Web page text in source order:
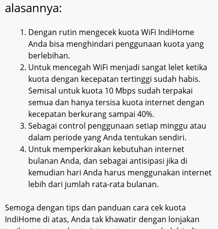
alasannya:
Dengan rutin mengecek kuota WiFi IndiHome
Anda bisa menghindari penggunaan kuota yang
berlebihan.
Untuk mencegah WiFi menjadi sangat lelet ketika
kuota dengan kecepatan tertinggi sudah habis.
Semisal untuk kuota 10 Mbps sudah terpakai
semua dan hanya tersisa kuota internet dengan
kecepatan berkurang sampai 40%.
Sebagai control penggunaan setiap minggu atau
dalam periode yang Anda tentukan sendiri.
Untuk memperkirakan kebutuhan internet
bulanan Anda, dan sebagai antisipasi jika di
kemudian hari Anda harus menggunakan internet
lebih dari jumlah rata-rata bulanan.
Semoga dengan tips dan panduan cara cek kuota
IndiHome di atas, Anda tak khawatir dengan lonjakan